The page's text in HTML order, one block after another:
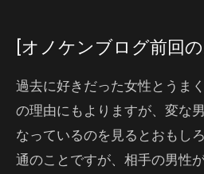
[オノケンブログ前回
過去に好きだった女性とうま
の理由にもよりますが、変な
なっているのを見るとおもし
通のことですが、相手の男性